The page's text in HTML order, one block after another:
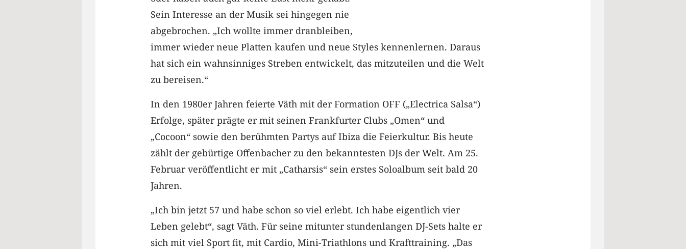
Sein Interesse an der Musik sei hingegen nie
abgebrochen. „Ich wollte immer dranbleiben,
immer wieder neue Platten kaufen und neue Styles kennenlernen. Daraus
hat sich ein wahnsinniges Streben entwickelt, das mitzuteilen und die Welt
zu bereisen.“
In den 1980er Jahren feierte Väth mit der Formation OFF („Electrica Salsa“)
Erfolge, später prägte er mit seinen Frankfurter Clubs „Omen“ und
„Cocoon“ sowie den berühmten Partys auf Ibiza die Feierkultur. Bis heute
zählt der gebürtige Offenbacher zu den bekanntesten DJs der Welt. Am 25.
Februar veröffentlicht er mit „Catharsis“ sein erstes Soloalbum seit bald 20
Jahren.
„Ich bin jetzt 57 und habe schon so viel erlebt. Ich habe eigentlich vier
Leben gelebt“, sagt Väth. Für seine mitunter stundenlangen DJ-Sets halte er
sich mit viel Sport fit, mit Cardio, Mini-Triathlons und Krafttraining. „Das